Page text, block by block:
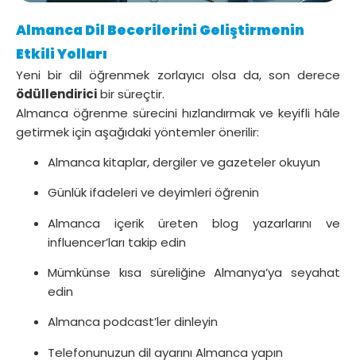
Almanca Dil Becerilerini Geliştirmenin
Etkili Yolları
Yeni bir dil öğrenmek zorlayıcı olsa da, son derece
ödüllendiricibir süreçtir.
Almanca öğrenme sürecini hızlandırmak ve keyifli hâle
getirmek için aşağıdaki yöntemler önerilir:
Almanca kitaplar, dergiler ve gazeteler okuyun
Günlük ifadeleri ve deyimleri öğrenin
Almanca içerik üreten blog yazarlarını ve
influencer’ları takip edin
Mümkünse kısa süreliğine Almanya’ya seyahat
edin
Almanca podcast’ler dinleyin
Telefonunuzun dil ayarını Almanca yapın